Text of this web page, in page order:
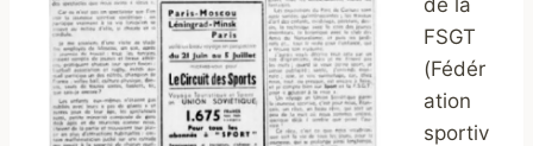
FSGT
(Fédér
ation
sportiv